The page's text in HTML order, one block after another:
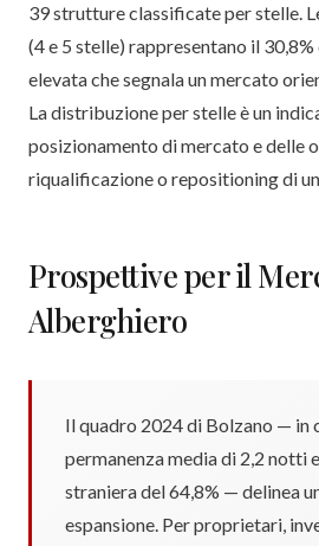
39 strutture classificate per stelle.
(4 e 5 stelle) rappresentano il
elevata che segnala un mercato
La distribuzione per stelle è un
posizionamento di mercato e delle
riqualificazione o repositioning di
Prospettive per il
Alberghiero
Il quadro 2024 di Bolzano — in
permanenza media di 2,2 notti
straniera del 64,8% — delinea
espansione. Per proprietari,